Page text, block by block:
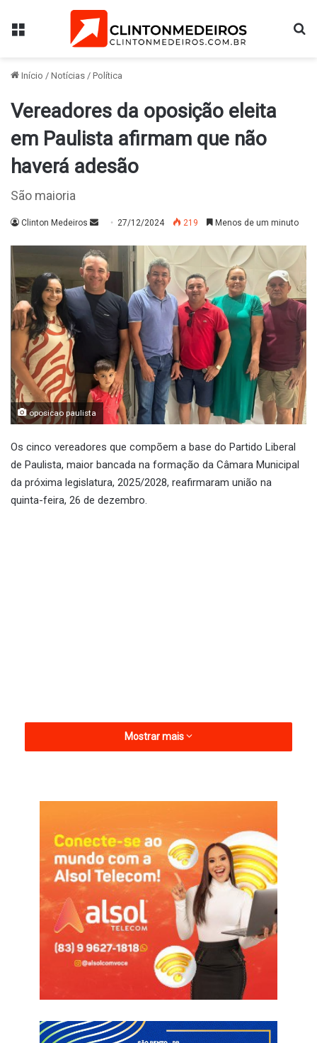
Menu
Início / Notícias / Política
Vereadores da oposição eleita
em Paulista afirmam que não
haverá adesão
São maioria
Clinton Medeiros
Mande
e-
mail
27/12/2024 219 Menos de um minuto
oposicao paulista
Os cinco vereadores que compõem a base do Partido Liberal
de Paulista, maior bancada na formação da Câmara Municipal
da próxima legislatura, 2025/2028, reafirmaram união na
quinta-feira, 26 de dezembro.
A reunião contou com a presença dos cinco vereadores
eleitos pelo Partido Liberal nas últimas eleições: Finoca, Tico
França, Possidônio Fernandes, Pretinha do André e Betinho
Sabianiano, ocorreu na residência do atual prefeito Valmar
Arruda. Especulações afirmavam que poderia haver adesão ao
prefeito eleito Lucas Pereira (PSB).
A reunião desta quinta-feira também definiu, em consenso, os
nomes que serão candidatos à presidência da mesa diretora
da Câmara Municipal na próxima legislatura, sendo, Tico França
no primeiro biênio 2025/2026 e, Betinho Sabendo no segundo
biênio 2027/2028.
Informações com Fala PB / Wellington do Vale
Mostrar mais